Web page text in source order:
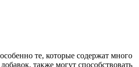
те, которые содержат много
также могут способствовать